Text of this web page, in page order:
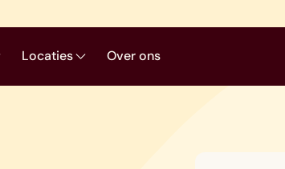
Locaties Over ons